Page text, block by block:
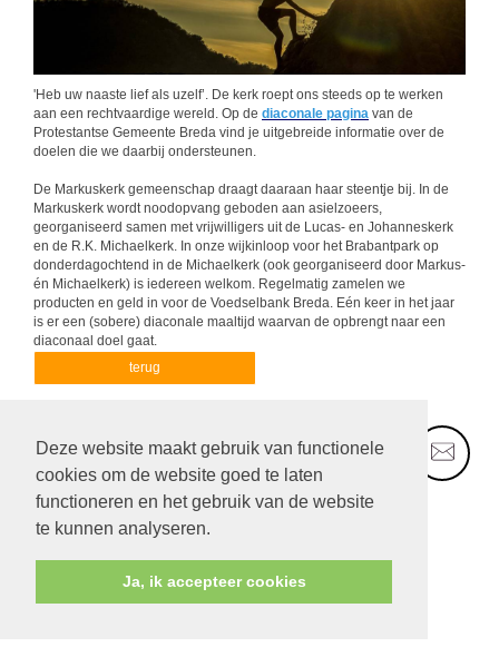
Deze website maakt gebruik van functionele
cookies om de website goed te laten
functioneren en het gebruik van de website
te kunnen analyseren.
Ja, ik accepteer cookies
'Heb uw naaste lief als uzelf’. De kerk roept ons steeds op te werken
aan een rechtvaardige wereld. Op de diaconale pagina van de
Protestantse Gemeente Breda vind je uitgebreide informatie over de
doelen die we daarbij ondersteunen.
De Markuskerk gemeenschap draagt daaraan haar steentje bij. In de
Markuskerk wordt noodopvang geboden aan asielzoeers,
georganiseerd samen met vrijwilligers uit de Lucas- en Johanneskerk
en de R.K. Michaelkerk. In onze wijkinloop voor het Brabantpark op
donderdagochtend in de Michaelkerk (ook georganiseerd door Markus-
én Michaelkerk) is iedereen welkom. Regelmatig zamelen we
producten en geld in voor de Voedselbank Breda. Eén keer in het jaar
is er een (sobere) diaconale maaltijd waarvan de opbrengt naar een
diaconaal doel gaat.
terug